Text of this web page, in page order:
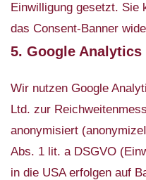
Einwilligung gesetzt. Sie
das Consent-Banner
5. Google Analytics
Wir nutzen Google
Ltd. zur
anonymisiert
Abs. 1 lit. a DSGVO
in die USA erfolgen auf